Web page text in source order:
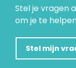
Stel je vragen
om je te
Stel mijn